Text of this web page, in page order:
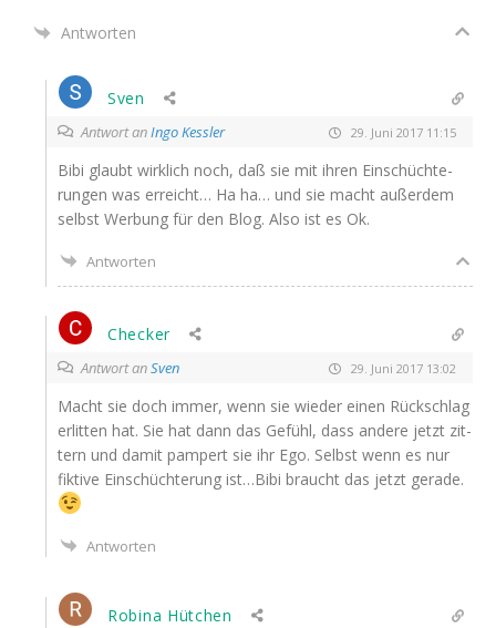
Antworten
Sven
Antwort anIngo Kessler 29. Juni 2017 11:15
Bibi glaubt wirk­lich noch, daß sie mit ihren Ein­schüch­te­
run­gen was erreicht… Ha ha… und sie macht außer­dem
selbst Wer­bung für den Blog. Also ist es Ok.
Antworten
Checker
Antwort anSven 29. Juni 2017 13:02
Macht sie doch immer, wenn sie wie­der einen Rück­schlag
erlit­ten hat. Sie hat dann das Gefühl, dass ande­re jetzt zit­
tern und damit pam­pert sie ihr Ego. Selbst wenn es nur
fik­ti­ve Ein­schüch­te­rung ist…Bibi braucht das jetzt gerade.
Antworten
Robina Hütchen